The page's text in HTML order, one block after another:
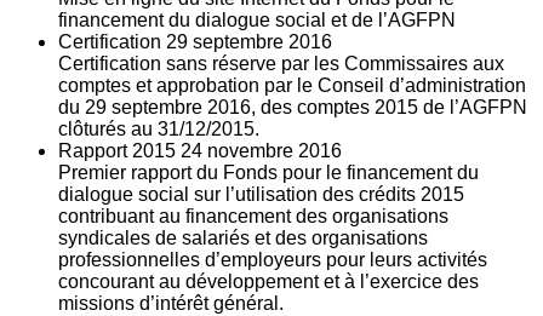
financement du dialogue social et de l’AGFPN
Certification 29 septembre 2016
Certification sans réserve par les Commissaires aux
comptes et approbation par le Conseil d’administration
du 29 septembre 2016, des comptes 2015 de l’AGFPN
clôturés au 31/12/2015.
Rapport 2015 24 novembre 2016
Premier rapport du Fonds pour le financement du
dialogue social sur l’utilisation des crédits 2015
contribuant au financement des organisations
syndicales de salariés et des organisations
professionnelles d’employeurs pour leurs activités
concourant au développement et à l’exercice des
missions d’intérêt général.